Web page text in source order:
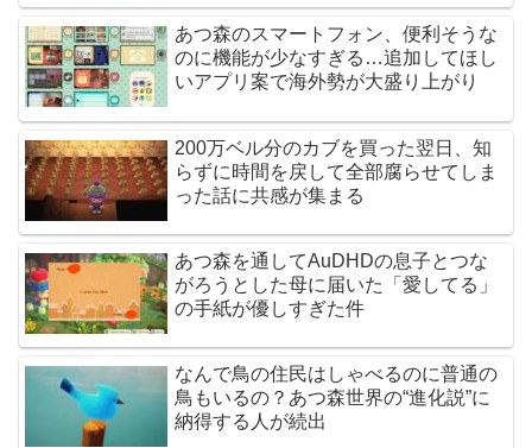
あつ森のスマートフォン、便利そうな
のに機能が少なすぎる…追加してほし
いアプリ案で海外勢が大盛り上がり
200万ベル分のカブを買った翌日、知
らずに時間を戻して全部腐らせてしま
った話に共感が集まる
あつ森を通してAuDHDの息子とつな
がろうとした母に届いた「愛してる」
の手紙が優しすぎた件
なんで鳥の住民はしゃべるのに普通の
鳥もいるの？あつ森世界の“進化説”に
納得する人が続出